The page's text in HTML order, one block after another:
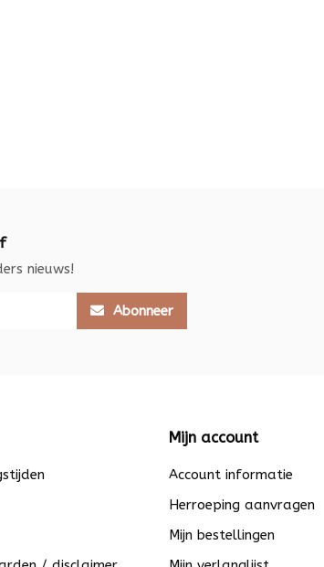
nieuws!
Abonneer
Mijn account
Account informatie
Herroeping aanvragen
Mijn bestellingen